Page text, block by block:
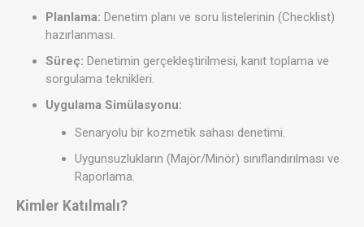
Planlama: Denetim planı ve soru listelerinin (Checklist)
hazırlanması.
Süreç: Denetimin gerçekleştirilmesi, kanıt toplama ve
sorgulama teknikleri.
Uygulama Simülasyonu:
Senaryolu bir kozmetik sahası denetimi.
Uygunsuzlukların (Majör/Minör) sınıflandırılması ve
Raporlama.
Kimler Katılmalı?